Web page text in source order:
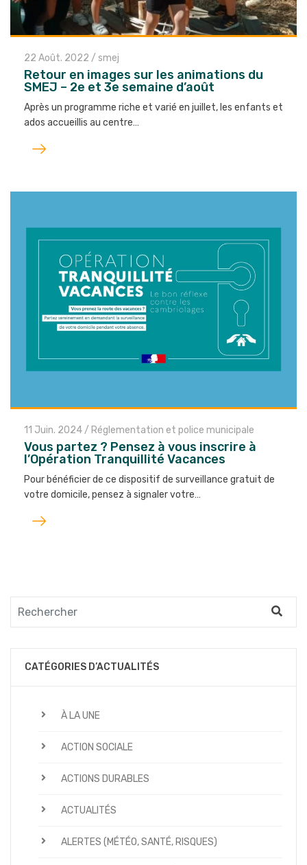
22 Août. 2022 / smej
Retour en images sur les animations du
SMEJ – 2e et 3e semaine d’août
Après un programme riche et varié en juillet, les enfants et
ados accueillis au centre…
Lire
l'article
11 Juin. 2024 / Réglementation et police municipale
Vous partez ? Pensez à vous inscrire à
l’Opération Tranquillité Vacances
Pour bénéficier de ce dispositif de surveillance gratuit de
votre domicile, pensez à signaler votre…
Lire
l'article
CATÉGORIES D’ACTUALITÉS
À LA UNE
ACTION SOCIALE
ACTIONS DURABLES
ACTUALITÉS
ALERTES (MÉTÉO, SANTÉ, RISQUES)